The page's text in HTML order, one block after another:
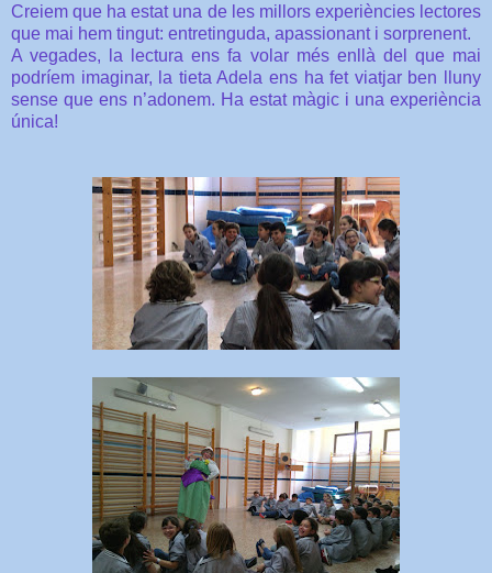
Creiem que ha estat una de les millors experiències lectores
que mai hem tingut: entretinguda, apassionant i sorprenent.
A vegades, la lectura ens fa volar més enllà del que mai
podríem imaginar, la tieta Adela ens ha fet viatjar ben lluny
sense que ens n’adonem. Ha estat màgic i una experiència
única!